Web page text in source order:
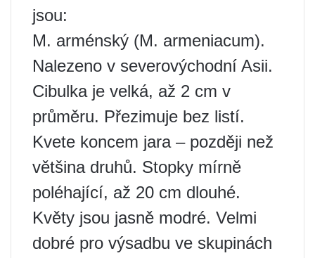
jsou:
M. arménský (M. armeniacum).
Nalezeno v severovýchodní Asii.
Cibulka je velká, až 2 cm v
průměru. Přezimuje bez listí.
Kvete koncem jara – později než
většina druhů. Stopky mírně
poléhající, až 20 cm dlouhé.
Květy jsou jasně modré. Velmi
dobré pro výsadbu ve skupinách